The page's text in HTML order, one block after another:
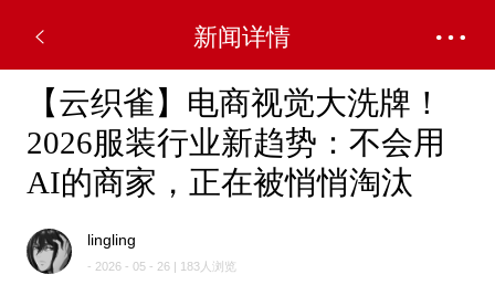
新闻详情
【云织雀】电商视觉大洗牌！
2026服装行业新趋势：不会用
AI的商家，正在被悄悄淘汰
lingling
- 2026 - 05 - 26 | 183人浏览